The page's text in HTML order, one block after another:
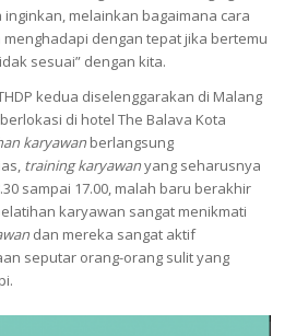
melainkan bagaimana cara
dengan tepat jika bertemu
sesuai” dengan kita.
kedua diselenggarakan di Malang
di hotel The Balava Kota
karyawanberlangsung
training karyawanyang seharusnya
sampai 17.00, malah baru berakhir
karyawan sangat menikmati
dan mereka sangat aktif
seputar orang-orang sulit yang